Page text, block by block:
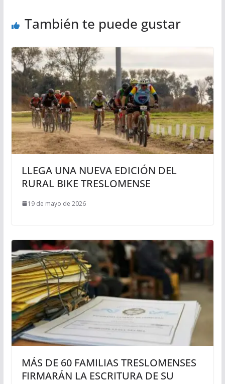
También te puede gustar
LLEGA UNA NUEVA EDICIÓN DEL
RURAL BIKE TRESLOMENSE
19 de mayo de 2026
MÁS DE 60 FAMILIAS TRESLOMENSES
FIRMARÁN LA ESCRITURA DE SU